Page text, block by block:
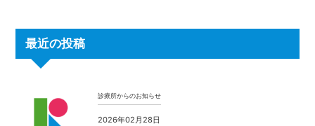
最近の投稿
診療所からのお知らせ
2026年02月28日